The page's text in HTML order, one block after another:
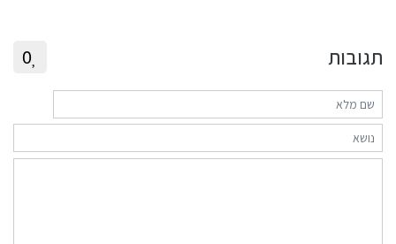
תגובות 0